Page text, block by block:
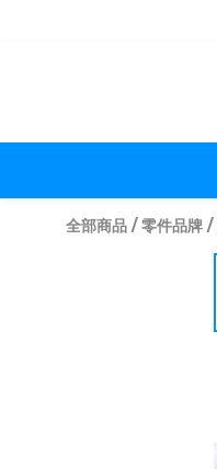
全部商品 /零件品牌 /